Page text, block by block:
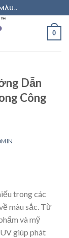
0
Dẫn
Công
trong các
màu sắc. Từ
và mỹ
giúp phát